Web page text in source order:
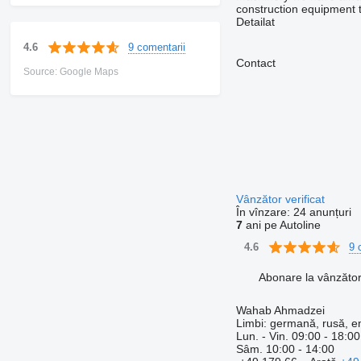
4.6 9 comentarii
Source: Google Maps
construction equipment
Detailat
Contact
Vânzător verificat
În vînzare: 24 anunțuri
7ani pe Autoline
4.6 9
Abonare la vânzător
Wahab Ahmadzei
Limbi: germană, rusă,
Lun. - Vin. 09:00 - 18:00
Sâm. 10:00 - 14:00